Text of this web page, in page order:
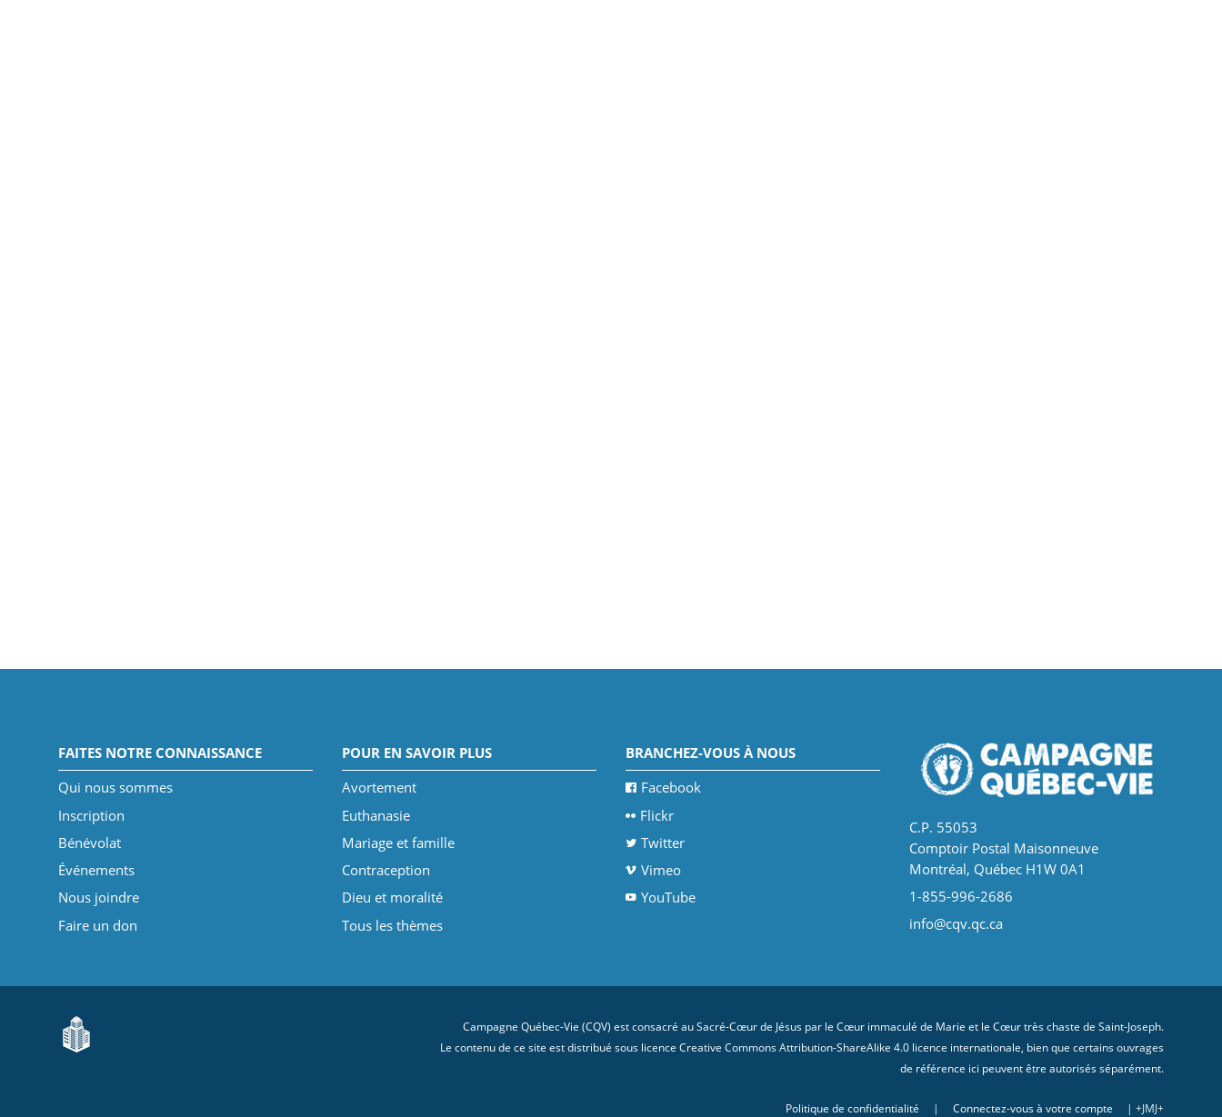
FAITES NOTRE CONNAISSANCE
Qui nous sommes
Inscription
Bénévolat
Événements
Nous joindre
Faire un don
POUR EN SAVOIR PLUS
Avortement
Euthanasie
Mariage et famille
Contraception
Dieu et moralité
Tous les thèmes
BRANCHEZ-VOUS À NOUS
Facebook
Flickr
Twitter
Vimeo
YouTube
C.P. 55053
Comptoir Postal Maisonneuve
Montréal, Québec H1W 0A1
1-855-996-2686
info@cqv.qc.ca
Campagne Québec-Vie (CQV) est consacré au Sacré-Cœur de Jésus par le Cœur immaculé de Marie et le Cœur très chaste de Saint-Joseph.
Le contenu de ce site est distribué sous licenceCreative Commons Attribution-ShareAlike 4.0 licence internationale , bien que certains ouvrages
de référence ici peuvent être autorisés séparément.
Politique de confidentialité | Connectez-vous à votre compte | +JMJ+